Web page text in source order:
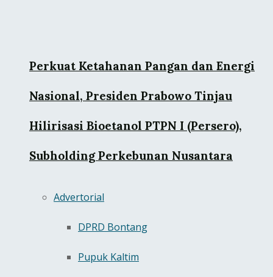
Perkuat Ketahanan Pangan dan Energi
Nasional, Presiden Prabowo Tinjau
Hilirisasi Bioetanol PTPN I (Persero),
Subholding Perkebunan Nusantara
Advertorial
DPRD Bontang
Pupuk Kaltim